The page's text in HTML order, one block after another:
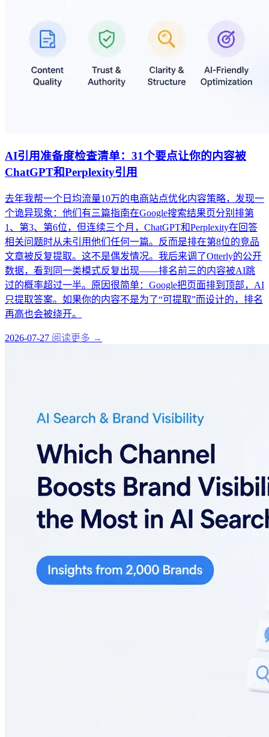
AI引用准备度检查清单：31个要点让你的内容被
ChatGPT和Perplexity引用
去年我帮一个日均流量10万的电商站点优化内容策略，发现一
个诡异现象：他们有三篇指南在Google搜索结果页分别排第
1、第3、第6位，但连续三个月，ChatGPT和Perplexity在回答
相关问题时从未引用他们任何一篇。反而是排在第8位的竞品
文章被反复提取。这不是偶发情况。我后来调了Otterly的公开
数据，看到同一类模式反复出现——排名前三的内容被AI跳
过的概率超过一半。原因很简单：Google把页面排到顶部，AI
只提取答案。如果你的内容不是为了“可提取”而设计的，排名
再高也会被绕开。
2026-07-27 阅读更多 →